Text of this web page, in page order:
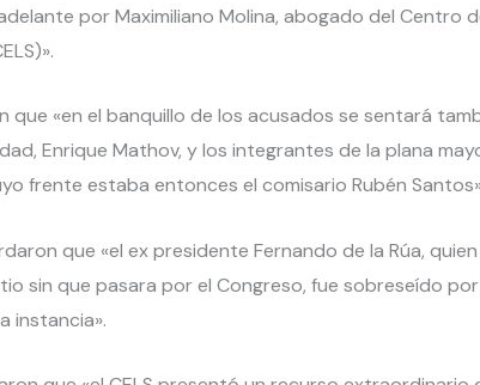
por Maximiliano Molina, abogado del Centro
que «en el banquillo de los acusados se sentará
Enrique Mathov, y los integrantes de la plana
frente estaba entonces el comisario Rubén
que «el ex presidente Fernando de la Rúa,
sin que pasara por el Congreso, fue sobreseído
instancia».